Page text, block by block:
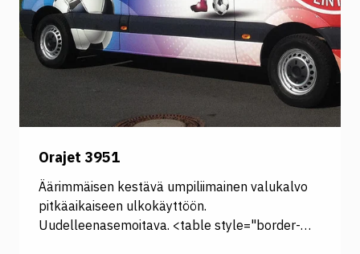
Orajet 3951
Äärimmäisen kestävä umpiliimainen valukalvo
pitkäaikaiseen ulkokäyttöön.
Uudelleenasemoitava. <table style="border-